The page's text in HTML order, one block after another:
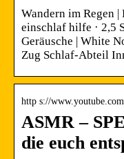
Wandern im Regen
einschlaf hilfe · 2,5
Geräusche | White
Zug Schlaf-Abteil
http s://
ASMR –
die euch